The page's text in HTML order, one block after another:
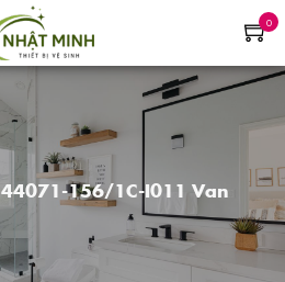
0
44071-156/1C-I011 Van